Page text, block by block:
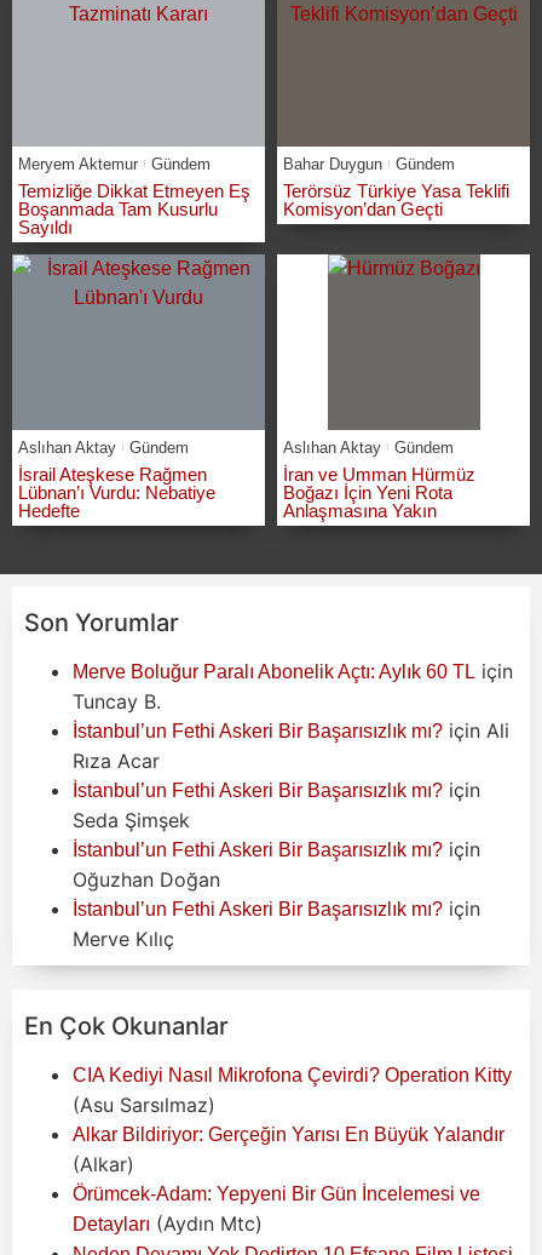
Meryem Aktemur Gündem
Temizliğe Dikkat Etmeyen Eş
Boşanmada Tam Kusurlu
Sayıldı
Bahar Duygun Gündem
Terörsüz Türkiye Yasa Teklifi
Komisyon’dan Geçti
Aslıhan Aktay Gündem
İsrail Ateşkese Rağmen
Lübnan’ı Vurdu: Nebatiye
Hedefte
Aslıhan Aktay Gündem
İran ve Umman Hürmüz
Boğazı İçin Yeni Rota
Anlaşmasına Yakın
Son Yorumlar
Merve Boluğur Paralı Abonelik Açtı: Aylık 60 TL için
Tuncay B.
İstanbul’un Fethi Askeri Bir Başarısızlık mı? için Ali
Rıza Acar
İstanbul’un Fethi Askeri Bir Başarısızlık mı? için
Seda Şimşek
İstanbul’un Fethi Askeri Bir Başarısızlık mı? için
Oğuzhan Doğan
İstanbul’un Fethi Askeri Bir Başarısızlık mı? için
Merve Kılıç
En Çok Okunanlar
CIA Kediyi Nasıl Mikrofona Çevirdi? Operation Kitty
(Asu Sarsılmaz)
Alkar Bildiriyor: Gerçeğin Yarısı En Büyük Yalandır
(Alkar)
Örümcek-Adam: Yepyeni Bir Gün İncelemesi ve
Detayları (Aydın Mtc)